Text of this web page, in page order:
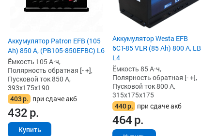
Аккумулятор Patron EFB (105
Ah) 850 А, (PB105-850EFBC) L6
Ёмкость 105 А·ч,
Полярность обратная [- +],
Пусковой ток 850 А,
393x175x190
403р. при сдаче акб
432р.
Купить
Аккумулятор Westa EFB
6СТ-85 VLR (85 Ah) 800 А, LB
L4
Ёмкость 85 А·ч,
Полярность обратная [- +],
Пусковой ток 800 А,
315x175x175
440р. при сдаче акб
464р.